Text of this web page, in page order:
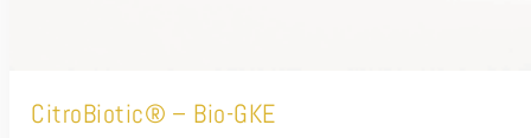
CitroBiotic® – Bio-GKE